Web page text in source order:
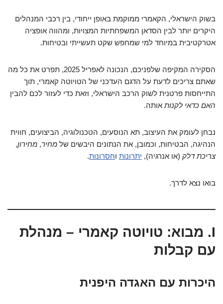
בשוק הישראלי, הקאמרי ממוקמת באופן ייחודי, בין רכבי המנהלים
היקרים יותר לבין הסדאן המשפחתיות המצויות, ומהווה אופציה
אטרקטיבית במיוחד למי שמחפש שקט תעשייתי ובטיחות.
הסקירה המקיפה שלפניכם, הנכונה לאפריל 2025, תפרט את כל מה
שאתם צריכים לדעת על הדגם העדכני של הטויוטה קאמרי, תוך
התייחסות פרטנית לשוק הרכב הישראלי, וזאת כדי לעזור לכם להבין
האם כדאי לקנות אותה.
נבחן לעומק את העיצוב, תא הנוסעים, הטכנולוגיה, הביצועים, חווית
הנהיגה, הבטיחות, וכמובן, את הנתונים היבשים של מחיר, מחירון,
צריכת דלק (או אנרגיה), יתרונות וחסרונות.
בואו נצא לדרך.
I. מבוא: טויוטה קאמרי – מנהלת
עם קבלות
היכרות עם האגדה היפנית